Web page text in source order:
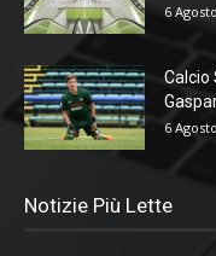
6
Calcio
6
Notizie Più Lette